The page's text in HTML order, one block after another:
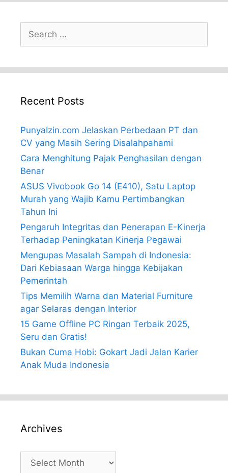
Search
for:
Recent Posts
PunyaIzin.com Jelaskan Perbedaan PT dan
CV yang Masih Sering Disalahpahami
Cara Menghitung Pajak Penghasilan dengan
Benar
ASUS Vivobook Go 14 (E410), Satu Laptop
Murah yang Wajib Kamu Pertimbangkan
Tahun Ini
Pengaruh Integritas dan Penerapan E-Kinerja
Terhadap Peningkatan Kinerja Pegawai
Mengupas Masalah Sampah di Indonesia:
Dari Kebiasaan Warga hingga Kebijakan
Pemerintah
Tips Memilih Warna dan Material Furniture
agar Selaras dengan Interior
15 Game Offline PC Ringan Terbaik 2025,
Seru dan Gratis!
Bukan Cuma Hobi: Gokart Jadi Jalan Karier
Anak Muda Indonesia
Archives
Archives